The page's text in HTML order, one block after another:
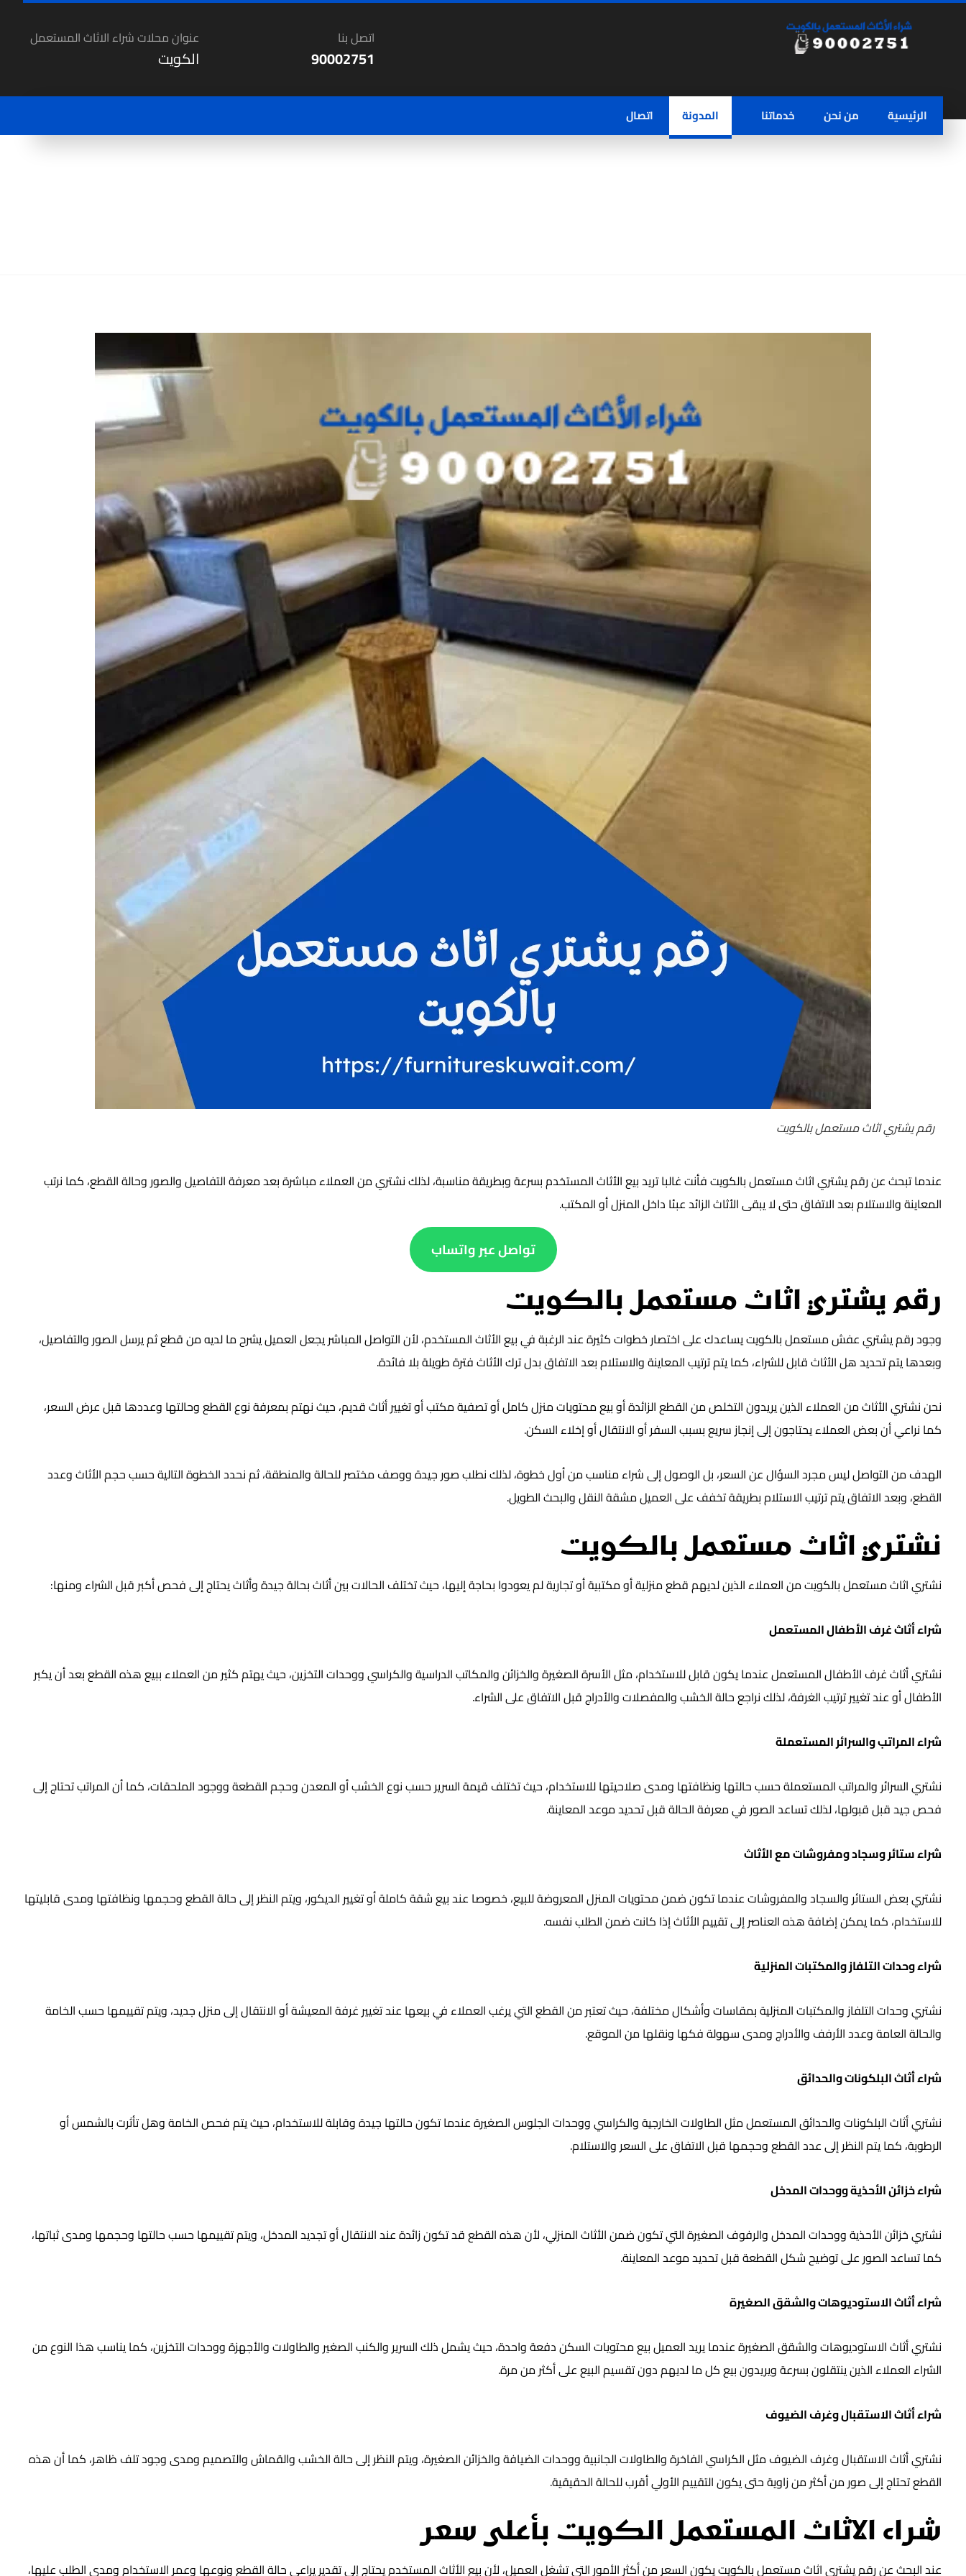
عنوان محلات شراء الاثاث المستعمل
الكويت
اتصل بنا
90002751
الرئيسية من نحن خدماتنا المدونة اتصال
رقم يشتري اثاث مستعمل بالكويت
عندما تبحث عن رقم يشتري اثاث مستعمل بالكويت فأنت غالبا تريد بيع الأثاث المستخدم بسرعة وبطريقة مناسبة، لذلك نشتري من العملاء مباشرة بعد معرفة التفاصيل والصور وحالة القطع، كما نرتب
المعاينة والاستلام بعد الاتفاق حتى لا يبقى الأثاث الزائد عبئا داخل المنزل أو المكتب.
تواصل عبر واتساب
رقم يشتري اثاث مستعمل بالكويت
وجود رقم يشتري عفش مستعمل بالكويت يساعدك على اختصار خطوات كثيرة عند الرغبة في بيع الأثاث المستخدم، لأن التواصل المباشر يجعل العميل يشرح ما لديه من قطع ثم يرسل الصور والتفاصيل،
وبعدها يتم تحديد هل الأثاث قابل للشراء، كما يتم ترتيب المعاينة والاستلام بعد الاتفاق بدل ترك الأثاث فترة طويلة بلا فائدة.
نحن نشتري الأثاث من العملاء الذين يريدون التخلص من القطع الزائدة أو بيع محتويات منزل كامل أو تصفية مكتب أو تغيير أثاث قديم، حيث نهتم بمعرفة نوع القطع وحالتها وعددها قبل عرض السعر،
كما نراعي أن بعض العملاء يحتاجون إلى إنجاز سريع بسبب السفر أو الانتقال أو إخلاء السكن.
الهدف من التواصل ليس مجرد السؤال عن السعر، بل الوصول إلى شراء مناسب من أول خطوة، لذلك نطلب صور جيدة ووصف مختصر للحالة والمنطقة، ثم نحدد الخطوة التالية حسب حجم الأثاث وعدد
القطع، وبعد الاتفاق يتم ترتيب الاستلام بطريقة تخفف على العميل مشقة النقل والبحث الطويل.
نشتري اثاث مستعمل بالكويت
نشتري اثاث مستعمل بالكويت من العملاء الذين لديهم قطع منزلية أو مكتبية أو تجارية لم يعودوا بحاجة إليها، حيث تختلف الحالات بين أثاث بحالة جيدة وأثاث يحتاج إلى فحص أكبر قبل الشراء ومنها:
شراء أثاث غرف الأطفال المستعمل
نشتري أثاث غرف الأطفال المستعمل عندما يكون قابل للاستخدام، مثل الأسرة الصغيرة والخزائن والمكاتب الدراسية والكراسي ووحدات التخزين، حيث يهتم كثير من العملاء ببيع هذه القطع بعد أن يكبر
الأطفال أو عند تغيير ترتيب الغرفة، لذلك نراجع حالة الخشب والمفصلات والأدراج قبل الاتفاق على الشراء.
شراء المراتب والسرائر المستعملة
نشتري السرائر والمراتب المستعملة حسب حالتها ونظافتها ومدى صلاحيتها للاستخدام، حيث تختلف قيمة السرير حسب نوع الخشب أو المعدن وحجم القطعة ووجود الملحقات، كما أن المراتب تحتاج إلى
فحص جيد قبل قبولها، لذلك تساعد الصور في معرفة الحالة قبل تحديد موعد المعاينة.
شراء ستائر وسجاد ومفروشات مع الأثاث
نشتري بعض الستائر والسجاد والمفروشات عندما تكون ضمن محتويات المنزل المعروضة للبيع، خصوصا عند بيع شقة كاملة أو تغيير الديكور، ويتم النظر إلى حالة القطع وحجمها ونظافتها ومدى قابليتها
للاستخدام، كما يمكن إضافة هذه العناصر إلى تقييم الأثاث إذا كانت ضمن الطلب نفسه.
شراء وحدات التلفاز والمكتبات المنزلية
نشتري وحدات التلفاز والمكتبات المنزلية بمقاسات وأشكال مختلفة، حيث تعتبر من القطع التي يرغب العملاء في بيعها عند تغيير غرفة المعيشة أو الانتقال إلى منزل جديد، ويتم تقييمها حسب الخامة
والحالة العامة وعدد الأرفف والأدراج ومدى سهولة فكها ونقلها من الموقع.
شراء أثاث البلكونات والحدائق
نشتري أثاث البلكونات والحدائق المستعمل مثل الطاولات الخارجية والكراسي ووحدات الجلوس الصغيرة عندما تكون حالتها جيدة وقابلة للاستخدام، حيث يتم فحص الخامة وهل تأثرت بالشمس أو
الرطوبة، كما يتم النظر إلى عدد القطع وحجمها قبل الاتفاق على السعر والاستلام.
شراء خزائن الأحذية ووحدات المدخل
نشتري خزائن الأحذية ووحدات المدخل والرفوف الصغيرة التي تكون ضمن الأثاث المنزلي، لأن هذه القطع قد تكون زائدة عند الانتقال أو تجديد المدخل، ويتم تقييمها حسب حالتها وحجمها ومدى ثباتها،
كما تساعد الصور على توضيح شكل القطعة قبل تحديد موعد المعاينة.
شراء أثاث الاستوديوهات والشقق الصغيرة
نشتري أثاث الاستوديوهات والشقق الصغيرة عندما يريد العميل بيع محتويات السكن دفعة واحدة، حيث يشمل ذلك السرير والكنب الصغير والطاولات والأجهزة ووحدات التخزين، كما يناسب هذا النوع من
الشراء العملاء الذين ينتقلون بسرعة ويريدون بيع كل ما لديهم دون تقسيم البيع على أكثر من مرة.
شراء أثاث الاستقبال وغرف الضيوف
نشتري أثاث الاستقبال وغرف الضيوف مثل الكراسي الفاخرة والطاولات الجانبية ووحدات الضيافة والخزائن الصغيرة، ويتم النظر إلى حالة الخشب والقماش والتصميم ومدى وجود تلف ظاهر، كما أن هذه
القطع تحتاج إلى صور من أكثر من زاوية حتى يكون التقييم الأولي أقرب للحالة الحقيقية.
شراء الاثاث المستعمل الكويت بأعلى سعر
عند البحث عن رقم يشتري اثاث مستعمل بالكويت يكون السعر من أكثر الأمور التي تشغل العميل، لأن بيع الأثاث المستخدم يحتاج إلى تقدير يراعي حالة القطع ونوعها وعمر الاستخدام ومدى الطلب عليها،